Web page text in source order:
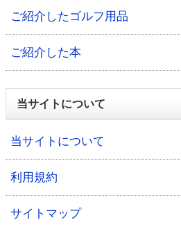
ご紹介したゴルフ用品
ご紹介した本
当サイトについて
当サイトについて
利用規約
サイトマップ